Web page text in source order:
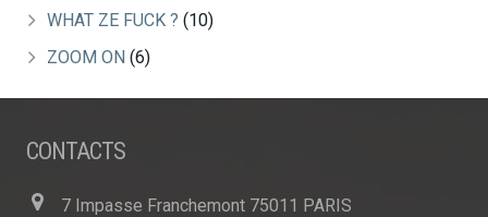
WHAT ZE FUCK ? (10)
ZOOM ON (6)
CONTACTS
7 Impasse Franchemont 75011 PARIS